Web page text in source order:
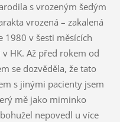
s vrozeným šedým
vrozená – zakalená
1980 v šesti měsících
HK. Až před rokem od
se dozvěděla, že tato
s jinými pacienty jsem
mě jako miminko
nepovedl u více